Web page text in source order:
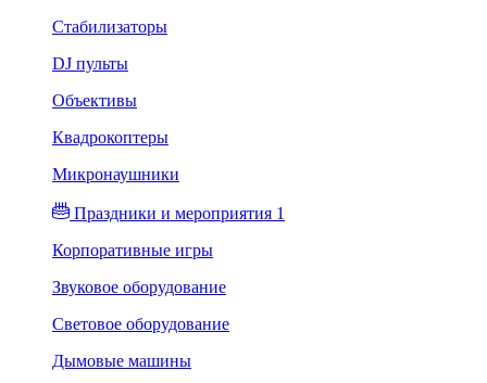
Стабилизаторы
DJ пульты
Объективы
Квадрокоптеры
Микронаушники
Праздники и мероприятия 1
Корпоративные игры
Звуковое оборудование
Световое оборудование
Дымовые машины